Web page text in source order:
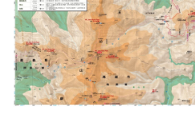
Deutsche
Français
España